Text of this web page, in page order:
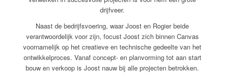
drijfveer.
Naast de bedrijfsvoering, waar Joost en Rogier beide
verantwoordelijk voor zijn, focust Joost zich binnen Canvas
voornamelijk op het creatieve en technische gedeelte van het
ontwikkelproces. Vanaf concept- en planvorming tot aan start
bouw en verkoop is Joost nauw bij alle projecten betrokken.